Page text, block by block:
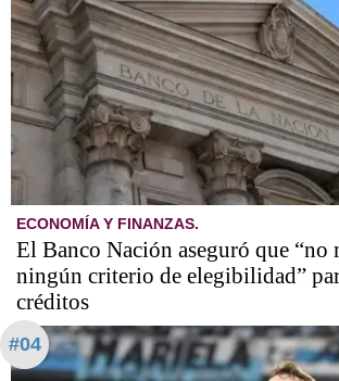
ECONOMÍA Y FINANZAS.
El Banco Nación aseguró que “no
ningún criterio de elegibilidad”
créditos
#04